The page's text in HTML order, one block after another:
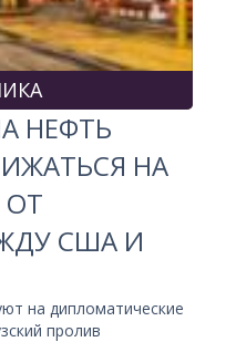
НЕФТЬ
НА
США И
на дипломатические
пролив